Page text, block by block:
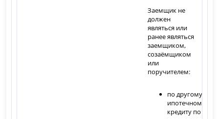
Заемщик не
должен
являться или
ранее являться
заемщиком,
созаёмщиком
или
поручителем:
по другому
ипотечному
кредиту по